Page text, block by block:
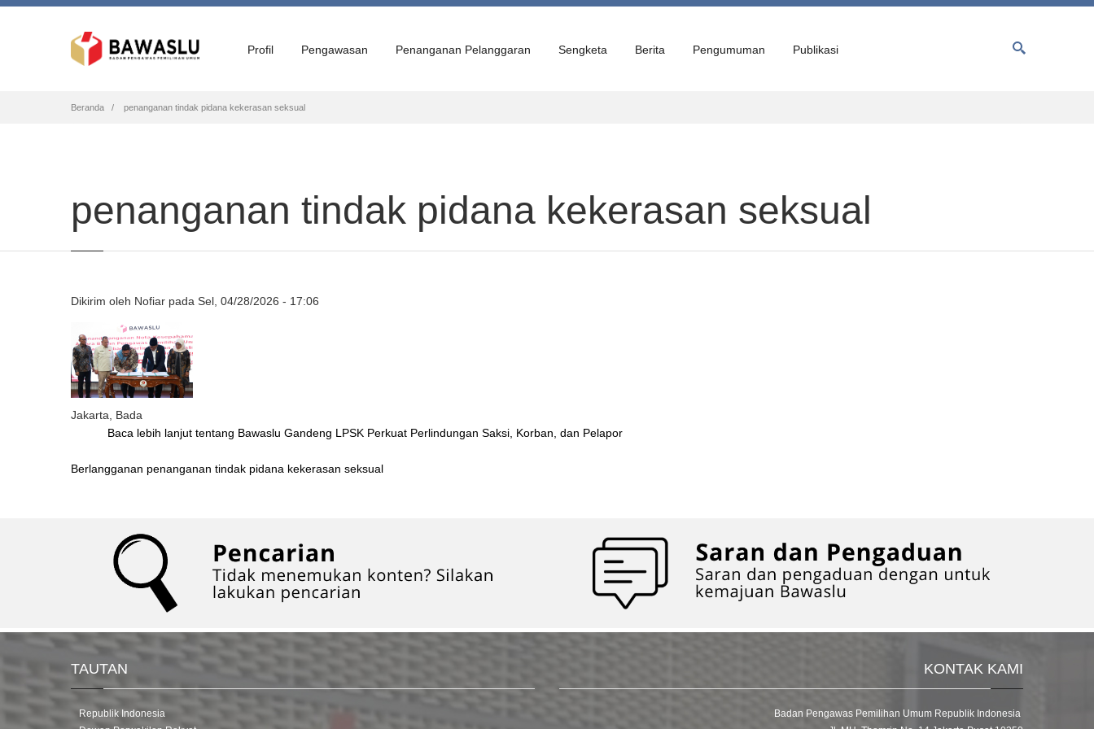
Profil Pengawasan Penanganan Pelanggaran Sengketa Berita Pengumuman Publikasi
Breadcrumb
Beranda penanganan tindak pidana kekerasan seksual
penanganan tindak pidana kekerasan seksual
Dikirim oleh Nofiar pada Sel, 04/28/2026 - 17:06
Jakarta, Bada
Baca lebih lanjut tentang Bawaslu Gandeng LPSK Perkuat Perlindungan Saksi, Korban, dan Pelapor
Berlangganan penanganan tindak pidana kekerasan seksual
TAUTAN
Republik Indonesia
KONTAK KAMI
Badan Pengawas Pemilihan Umum Republik Indonesia